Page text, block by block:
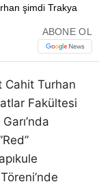
İhbar Hattı
ABONE OL
Cahit Turhan
Fakültesi